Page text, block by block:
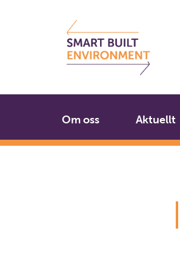
Om oss Aktuellt